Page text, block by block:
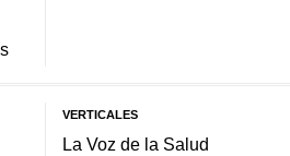
VERTICALES
La Voz de la Salud